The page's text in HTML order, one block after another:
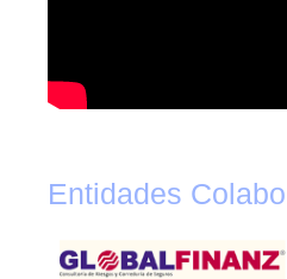
Entidades